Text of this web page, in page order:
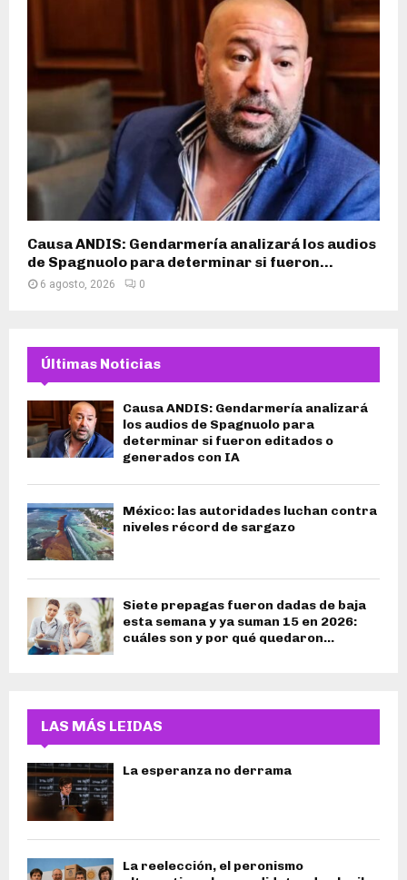
Causa ANDIS: Gendarmería analizará los audios
de Spagnuolo para determinar si fueron...
6 agosto, 2026 0
Últimas Noticias
Causa ANDIS: Gendarmería analizará
los audios de Spagnuolo para
determinar si fueron editados o
generados con IA
México: las autoridades luchan contra
niveles récord de sargazo
Siete prepagas fueron dadas de baja
esta semana y ya suman 15 en 2026:
cuáles son y por qué quedaron...
LAS MÁS LEIDAS
La esperanza no derrama
La reelección, el peronismo